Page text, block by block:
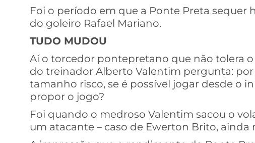
Foi o período em que a Ponte Preta sequer
do goleiro Rafael Mariano.
TUDO MUDOU
Aí o torcedor pontepretano que não tolera
do treinador Alberto Valentim pergunta:
tamanho risco, se é possível jogar desde o
propor o jogo?
Foi quando o medroso Valentim sacou o
um atacante – caso de Ewerton Brito, ainda